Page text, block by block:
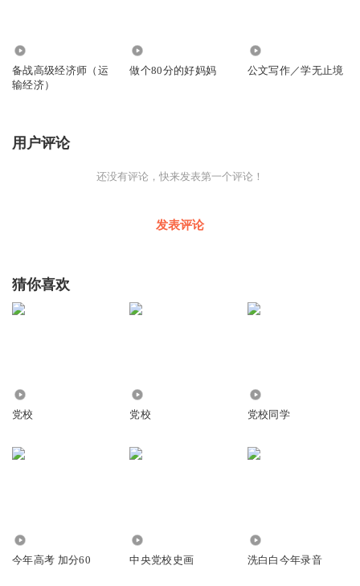
备战高级经济师（运
输经济）
做个80分的好妈妈 公文写作／学无止境
用户评论
还没有评论，快来发表第一个评论！
发表评论
猜你喜欢
党校 党校 党校同学
今年高考 加分60 中央党校史画 洗白白今年录音